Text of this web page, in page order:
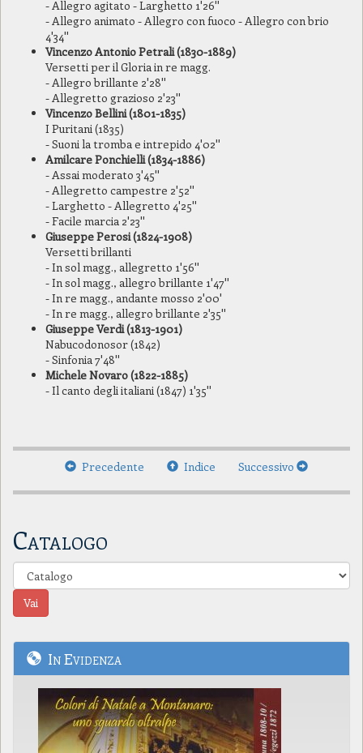
- Allegro agitato - Larghetto 1'26''
- Allegro animato - Allegro con fuoco - Allegro con brio
4'34''
Vincenzo Antonio Petrali (1830-1889)
Versetti per il Gloria in re magg.
- Allegro brillante 2'28''
- Allegretto grazioso 2'23''
Vincenzo Bellini (1801-1835)
I Puritani (1835)
- Suoni la tromba e intrepido 4'02''
Amilcare Ponchielli (1834-1886)
- Assai moderato 3'45''
- Allegretto campestre 2'52''
- Larghetto - Allegretto 4'25''
- Facile marcia 2'23''
Giuseppe Perosi (1824-1908)
Versetti brillanti
- In sol magg., allegretto 1'56''
- In sol magg., allegro brillante 1'47''
- In re magg., andante mosso 2'00'
- In re magg., allegro brillante 2'35''
Giuseppe Verdi (1813-1901)
Nabucodonosor (1842)
- Sinfonia 7'48''
Michele Novaro (1822-1885)
- Il canto degli italiani (1847) 1'35''
Precedente Indice Successivo
Catalogo
In Evidenza